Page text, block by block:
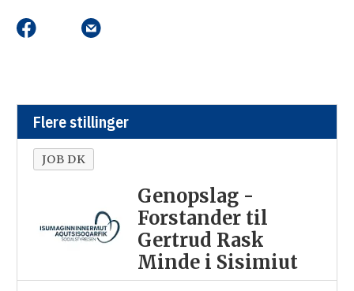
Flere stillinger
JOB DK
Genopslag -
Forstander til
Gertrud Rask
Minde i Sisimiut